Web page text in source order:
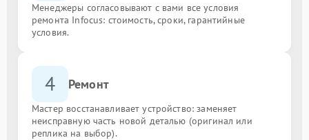
Менеджеры согласовывают с вами все условия
ремонта Infocus: стоимость, сроки, гарантийные
условия.
4 Ремонт
Мастер восстанавливает устройство: заменяет
неисправную часть новой деталью (оригинал или
реплика на выбор).